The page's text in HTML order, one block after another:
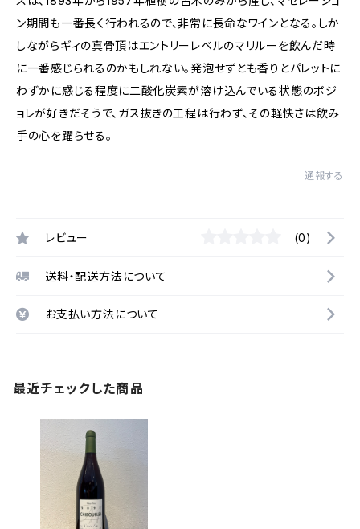
ン期間も一番長く行われるので、非常に長命なワインとなる。しか
しながらギィの真骨頂はエントリーレベルのマリルーを飲んだ時
に一番感じられるのかもしれない。発泡せずとも香りとパレットに
わずかに感じる程度に二酸化炭素が溶け込んでいる状態のボジ
ョレが好きだそうで、ガス抜きの工程は行わず、その軽快さは飲み
手の心を躍らせる。
通報する
レビュー (0)
送料・配送方法について
お支払い方法について
最近チェックした商品